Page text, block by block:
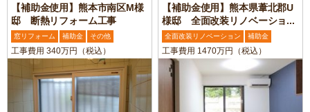
【補助金使用】熊本市南区M様
邸 断熱リフォーム工事
窓リフォーム 補助金 その他
工事費用 340万円（税込）
【補助金使用】熊本県葦北郡U
様邸 全面改装リノベーショ...
全面改装リノベーション 補助金
工事費用 1470万円（税込）